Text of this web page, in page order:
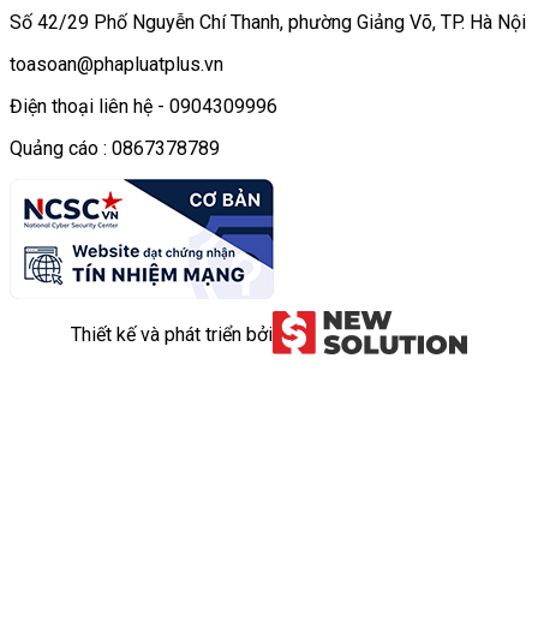
Số 42/29 Phố Nguyễn Chí Thanh, phường Giảng Võ, TP. Hà Nội
toasoan@phapluatplus.vn
Điện thoại liên hệ - 0904309996
Quảng cáo : 0867378789
Thiết kế và phát triển bởi